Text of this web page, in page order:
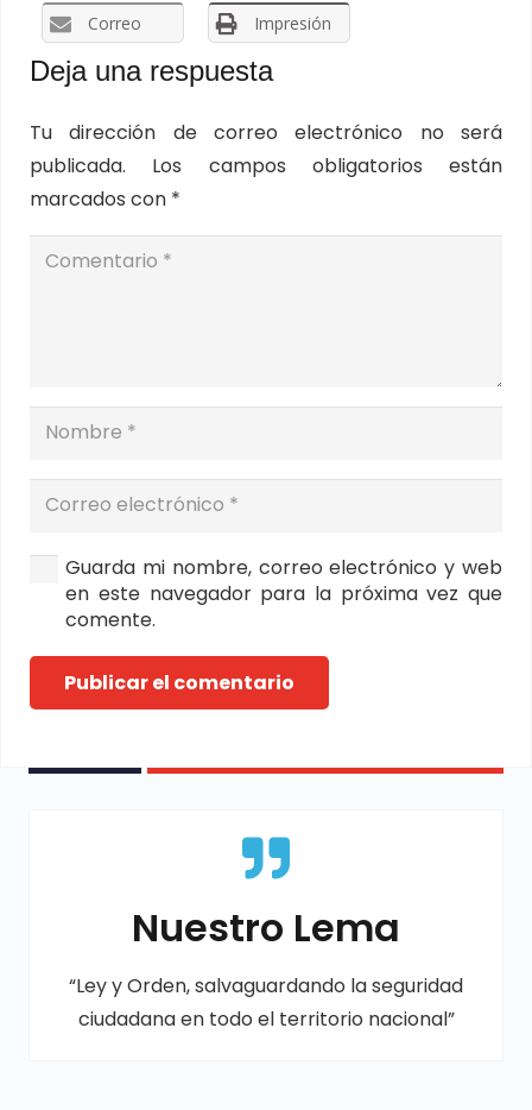
Correo Impresión
Deja una respuesta
Tu dirección de correo electrónico no será
publicada.
Los campos obligatorios están
marcados con *
Guarda mi nombre, correo electrónico y web
en este navegador para la próxima vez que
comente.
Publicar el comentario
Nuestro Lema
“Ley y Orden, salvaguardando la seguridad
ciudadana en todo el territorio nacional”